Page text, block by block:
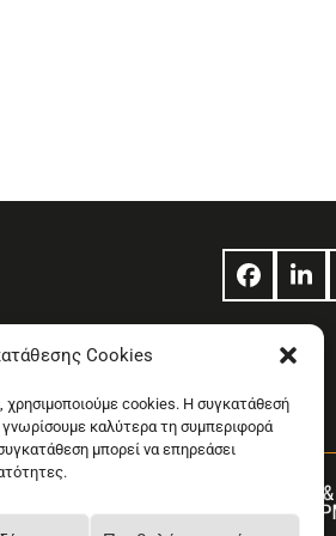
Cookies
χρησιμοποιούμε cookies. Η συγκατάθεσή
καλύτερα τη συμπεριφορά
μπορεί να επηρεάσει